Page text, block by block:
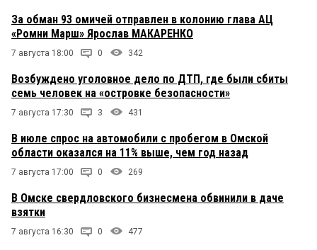
За обман 93 омичей отправлен в колонию глава АЦ
«Ромни Марш» Ярослав МАКАРЕНКО
7 августа 18:00 0 342
Возбуждено уголовное дело по ДТП, где были сбиты
семь человек на «островке безопасности»
7 августа 17:30 3 431
В июле спрос на автомобили с пробегом в Омской
области оказался на 11% выше, чем год назад
7 августа 17:00 0 269
В Омске свердловского бизнесмена обвинили в даче
взятки
7 августа 16:30 0 477